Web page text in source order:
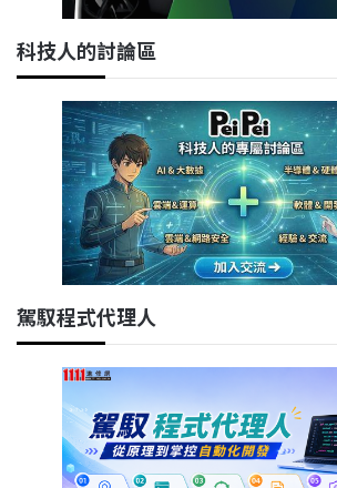
科技人的討論區
駕馭程式代理人